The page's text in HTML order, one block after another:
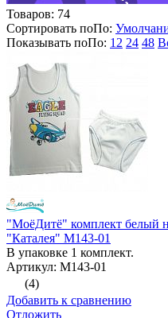
Товаров: 74
Сортировать поПо:
Показывать поПо: 12 24 48
"МоёДитё" комплект белый
"Каталея" М143-01
В упаковке 1 комплект.
Артикул: М143-01
(4)
Добавить к сравнению
Отложить